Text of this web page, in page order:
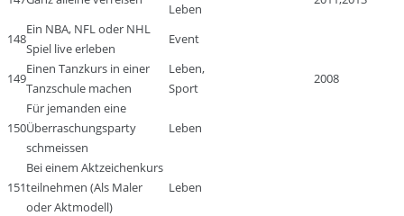
Leben
148
Ein NBA, NFL oder NHL
Spiel live erleben
Event
149
Einen Tanzkurs in einer
Tanzschule machen
Leben,
Sport
2008
150
Für jemanden eine
Überraschungsparty
schmeissen
Leben
151
Bei einem Aktzeichenkurs
teilnehmen (Als Maler
oder Aktmodell)
Leben